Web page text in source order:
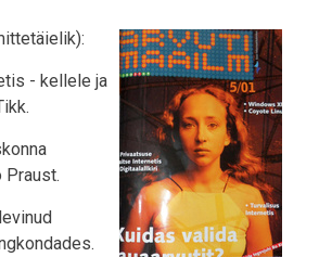
- kellele ja
Praust.